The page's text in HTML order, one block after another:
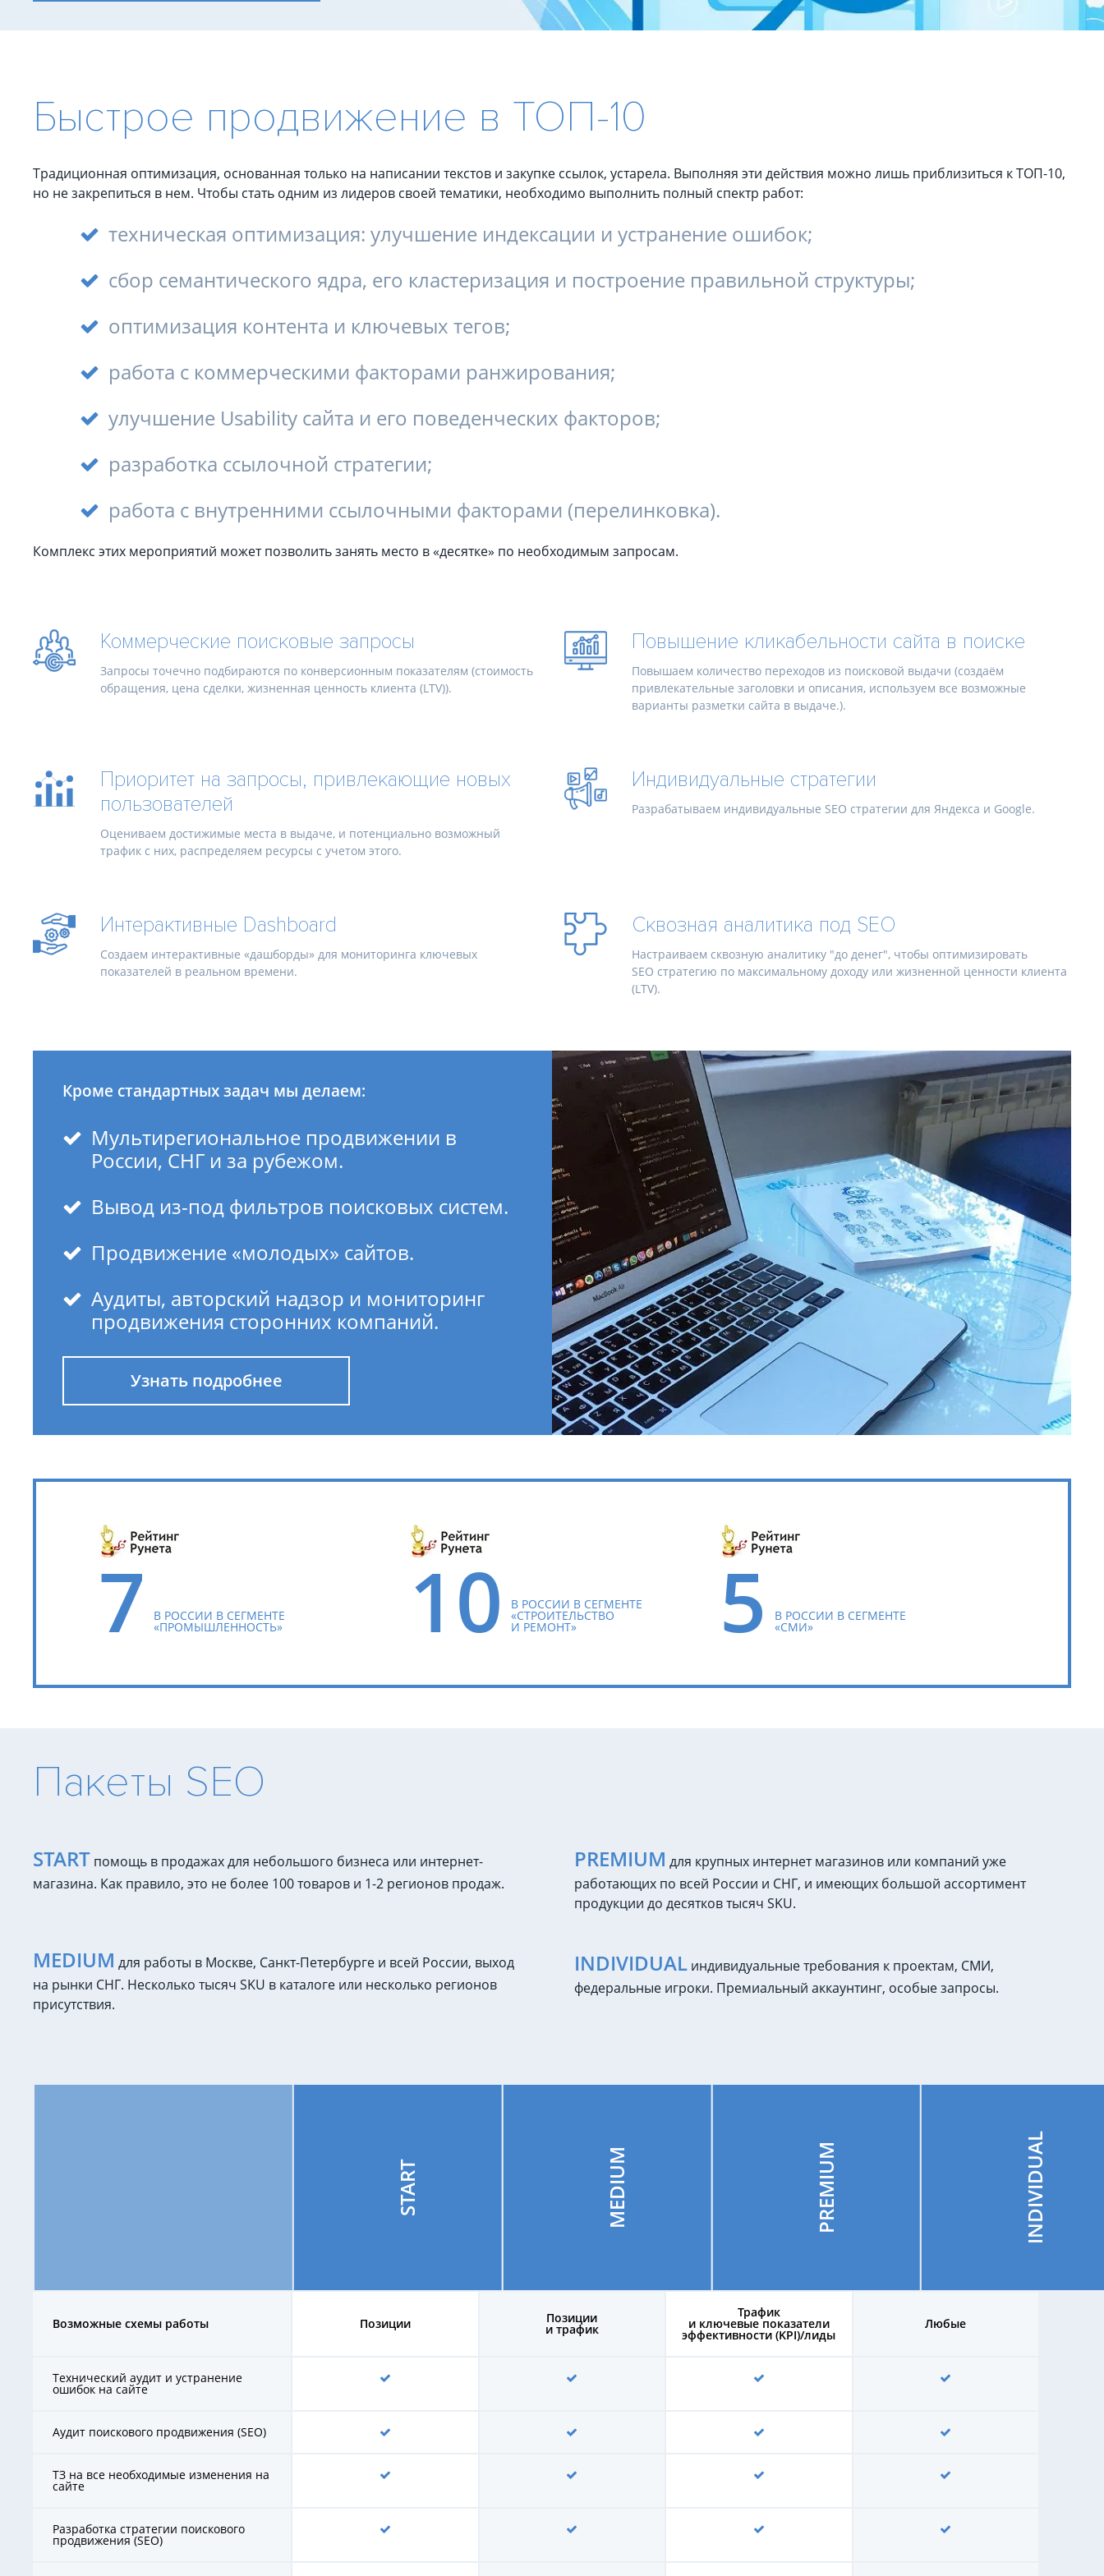
и
Продвижение
сайта
в
ТОП
Быстрое продвижение в ТОП-10
Традиционная оптимизация, основанная только на написании текстов и закупке ссылок, устарела. Выполняя эти действия можно лишь приблизиться к ТОП-10,
но не закрепиться в нем. Чтобы стать одним из лидеров своей тематики, необходимо выполнить полный спектр работ:
техническая оптимизация: улучшение индексации и устранение ошибок;
сбор семантического ядра, его кластеризация и построение правильной структуры;
оптимизация контента и ключевых тегов;
работа с коммерческими факторами ранжирования;
улучшение Usability сайта и его поведенческих факторов;
разработка ссылочной стратегии;
работа с внутренними ссылочными факторами (перелинковка).
Комплекс этих мероприятий может позволить занять место в «десятке» по необходимым запросам.
Коммерческие поисковые запросы
Запросы точечно подбираются по конверсионным показателям (стоимость
обращения, цена сделки, жизненная ценность клиента (LTV)).
Повышение кликабельности сайта в поиске
Повышаем количество переходов из поисковой выдачи (создаём
привлекательные заголовки и описания, используем все возможные
варианты разметки сайта в выдаче.).
Приоритет на запросы, привлекающие новых
пользователей
Оцениваем достижимые места в выдаче, и потенциально возможный
трафик с них, распределяем ресурсы с учетом этого.
Индивидуальные стратегии
Разрабатываем индивидуальные SEO стратегии для Яндекса и Google.
Интерактивные Dashboard
Создаем интерактивные «дашборды» для мониторинга ключевых
показателей в реальном времени.
Сквозная аналитика под SEO
Настраиваем сквозную аналитику "до денег", чтобы оптимизировать
SEO стратегию по максимальному доходу или жизненной ценности клиента
(LTV).
Раскрутка
сайтов
ТОП
Яндекс
Кроме стандартных задач мы делаем:
Мультирегиональное продвижении в
России, СНГ и за рубежом.
Вывод из-под фильтров поисковых систем.
Продвижение «молодых» сайтов.
Аудиты, авторский надзор и мониторинг
продвижения сторонних компаний.
Узнать подробнее
7 В РОССИИ В СЕГМЕНТЕ
«ПРОМЫШЛЕННОСТЬ» 10 В РОССИИ В СЕГМЕНТЕ
«СТРОИТЕЛЬСТВО
И РЕМОНТ» 5 В РОССИИ В СЕГМЕНТЕ
«СМИ»
Пакеты SEO
START помощь в продажах для небольшого бизнеса или интернет-
магазина. Как правило, это не более 100 товаров и 1-2 регионов продаж.
MEDIUM для работы в Москве, Санкт-Петербурге и всей России, выход
на рынки СНГ. Несколько тысяч SKU в каталоге или несколько регионов
присутствия.
PREMIUM для крупных интернет магазинов или компаний уже
работающих по всей России и СНГ, и имеющих большой ассортимент
продукции до десятков тысяч SKU.
INDIVIDUALиндивидуальные требования к проектам, СМИ,
федеральные игроки. Премиальный аккаунтинг, особые запросы.
цена
START MEDIUM PREMIUM INDIVIDUAL
Возможные схемы работы Позиции Позиции
и трафик
Трафик
и ключевые показатели
эффективности (KPI)/лиды
Любые
Технический аудит и устранение
ошибок на сайте
Аудит поискового продвижения (SEO)
ТЗ на все необходимые изменения на
сайте
Разработка стратегии поискового
продвижения (SEO)
Аудит ИИ-видимости
Комплексный аудит
Сквозная аналитика
юридическая поддержка
Управление репутацией
ORWO.SEO Поисковое продвижение